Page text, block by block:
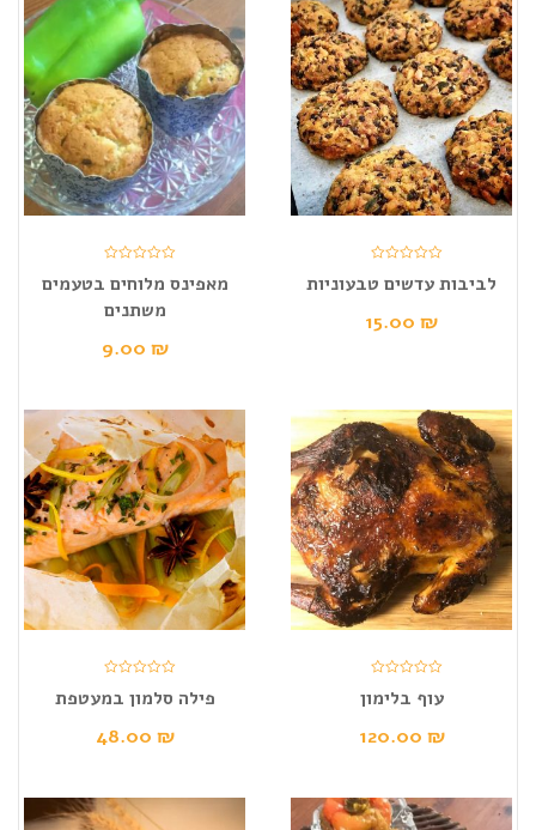
לביבות עדשים טבעוניות
15.00 ₪
מאפינס מלוחים בטעמים
משתנים
9.00 ₪
עוף בלימון
120.00 ₪
פילה סלמון במעטפת
48.00 ₪